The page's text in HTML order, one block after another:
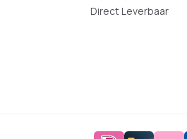
Direct Leverbaar